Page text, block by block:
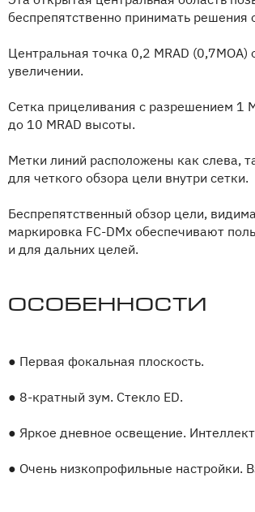
беспрепятственно принимать решения
Центральная точка 0,2 MRAD (0,7МОА)
увеличении.
Сетка прицеливания с разрешением 1
до 10 MRAD высоты.
Метки линий расположены как слева,
для четкого обзора цели внутри сетки.
Беспрепятственный обзор цели,
маркировка FC-DMx обеспечивают
и для дальних целей.
Особенности
● Первая фокальная плоскость.
● 8-кратный зум. Стекло ED.
● Яркое дневное освещение.
● Очень низкопрофильные настройки.